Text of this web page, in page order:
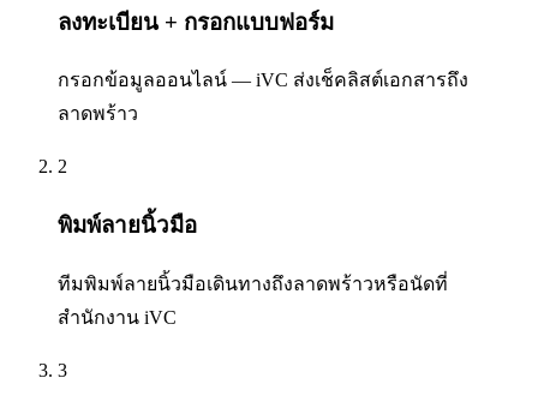
ลงทะเบียน + กรอกแบบฟอร์ม
กรอกข้อมูลออนไลน์ — iVC ส่งเช็คลิสต์เอกสารถึง
ลาดพร้าว
2
พิมพ์ลายนิ้วมือ
ทีมพิมพ์ลายนิ้วมือเดินทางถึงลาดพร้าวหรือนัดที่
สำนักงาน iVC
3